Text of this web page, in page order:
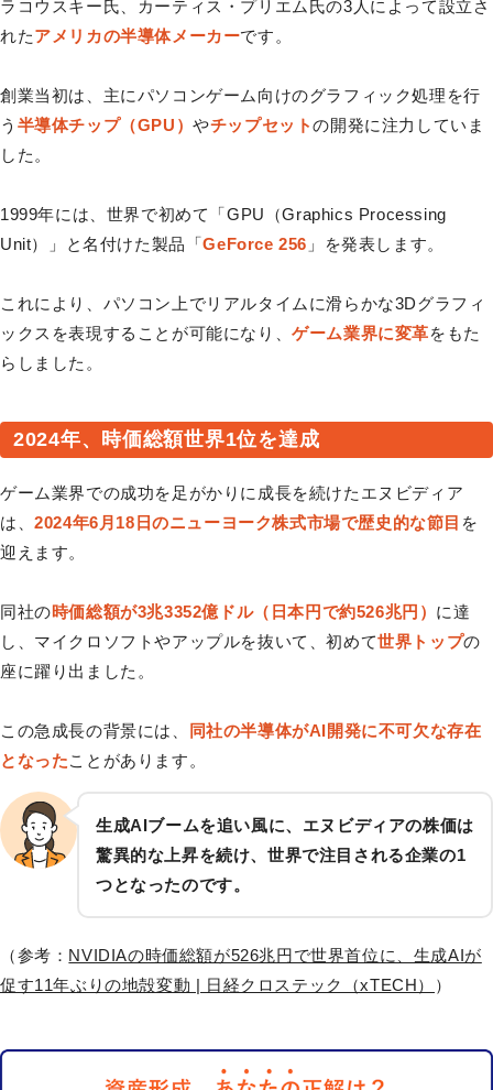
ラコウスキー氏、カーティス・プリエム氏の3人によって設立さ
れたアメリカの半導体メーカーです。
創業当初は、主にパソコンゲーム向けのグラフィック処理を行
う 半導体チップ（GPU）やチップセットの開発に注力していま
した。
1999年には、世界で初めて「GPU（Graphics Processing
Unit）」と名付けた製品「GeForce 256 」を発表します。
これにより、パソコン上でリアルタイムに滑らかな3Dグラフィ
ックスを表現することが可能になり、ゲーム業界に変革をもた
らしました。
2024年、時価総額世界1位を達成
ゲーム業界での成功を足がかりに成長を続けたエヌビディア
は、2024年6月18日のニューヨーク株式市場で歴史的な節目 を
迎えます。
同社の時価総額が3兆3352億ドル（日本円で約526兆円） に達
し、マイクロソフトやアップルを抜いて、初めて世界トップの
座に躍り出ました。
この急成長の背景には、
同社の半導体がAI開発に不可欠な存在
となったことがあります。
生成AIブームを追い風に、エヌビディアの株価は
驚異的な上昇を続け、世界で注目される企業の1
つとなったのです。
（参考： NVIDIAの時価総額が526兆円で世界首位に、生成AIが
促す11年ぶりの地殻変動 | 日経クロステック（xTECH）
）